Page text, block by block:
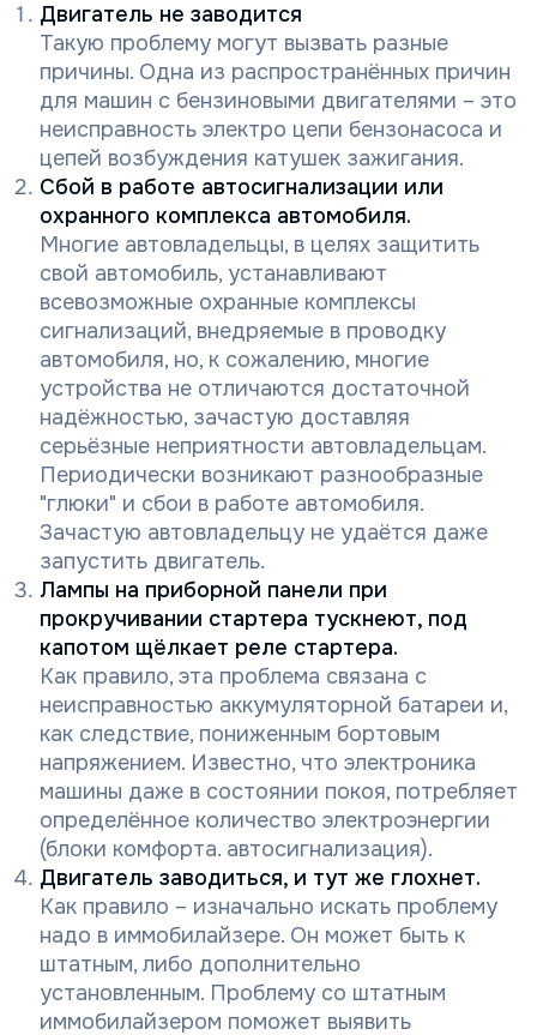
Двигатель не заводится
Такую проблему могут вызвать разные
причины. Одна из распространённых причин
для машин с бензиновыми двигателями – это
неисправность электро цепи бензонасоса и
цепей возбуждения катушек зажигания.
Сбой в работе автосигнализации или
охранного комплекса автомобиля.
Многие автовладельцы, в целях защитить
свой автомобиль, устанавливают
всевозможные охранные комплексы
сигнализаций, внедряемые в проводку
автомобиля, но, к сожалению, многие
устройства не отличаются достаточной
надёжностью, зачастую доставляя
серьёзные неприятности автовладельцам.
Периодически возникают разнообразные
"глюки" и сбои в работе автомобиля.
Зачастую автовладельцу не удаётся даже
запустить двигатель.
Лампы на приборной панели при
прокручивании стартера тускнеют, под
капотом щёлкает реле стартера.
Как правило, эта проблема связана с
неисправностью аккумуляторной батареи и,
как следствие, пониженным бортовым
напряжением. Известно, что электроника
машины даже в состоянии покоя, потребляет
определённое количество электроэнергии
(блоки комфорта. автосигнализация).
Двигатель заводиться, и тут же глохнет.
Как правило – изначально искать проблему
надо в иммобилайзере. Он может быть к
штатным, либо дополнительно
установленным. Проблему со штатным
иммобилайзером поможет выявить